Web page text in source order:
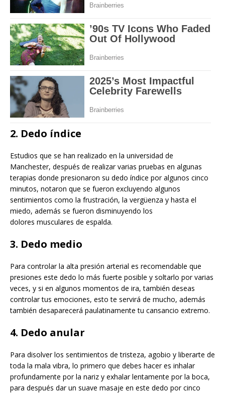
2. Dedo índice
Estudios que se han realizado en la universidad de
Manchester, después de realizar varias pruebas en algunas
terapias donde presionaron su dedo índice por algunos cinco
minutos, notaron que se fueron excluyendo algunos
sentimientos como la frustración, la vergüenza y hasta el
miedo, además se fueron disminuyendo los
dolores musculares de espalda.
3. Dedo medio
Para controlar la alta presión arterial es recomendable que
presiones este dedo lo más fuerte posible y soltarlo por varias
veces, y si en algunos momentos de ira, también deseas
controlar tus emociones, esto te servirá de mucho, además
también desaparecerá paulatinamente tu cansancio extremo.
4. Dedo anular
Para disolver los sentimientos de tristeza, agobio y liberarte de
toda la mala vibra, lo primero que debes hacer es inhalar
profundamente por la nariz y exhalar lentamente por la boca,
para después dar un suave masaje en este dedo por cinco